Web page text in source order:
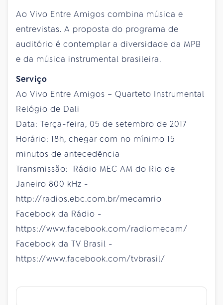
Ao Vivo Entre Amigos combina música e
entrevistas. A proposta do programa de
auditório é contemplar a diversidade da MPB
e da música instrumental brasileira.
Serviço
Ao Vivo Entre Amigos – Quarteto Instrumental
Relógio de Dali
Data: Terça-feira, 05 de setembro de 2017
Horário: 18h, chegar com no mínimo 15
minutos de antecedência
Transmissão: Rádio MEC AM do Rio de
Janeiro 800 kHz -
http://radios.ebc.com.br/mecamrio
Facebook da Rádio -
https://www.facebook.com/radiomecam/
Facebook da TV Brasil -
https://www.facebook.com/tvbrasil/